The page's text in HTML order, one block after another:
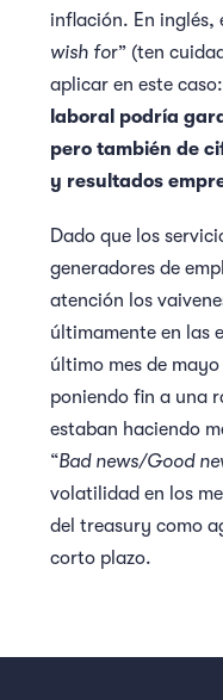
inflación. En inglés,
wish for” (ten
aplicar en este caso:
laboral podría
pero también de
y resultados
Dado que los
generadores de
atención los
últimamente en las
último mes de
poniendo fin a una
estaban haciendo
“Bad news/Good
volatilidad en los
del treasury como
corto plazo.